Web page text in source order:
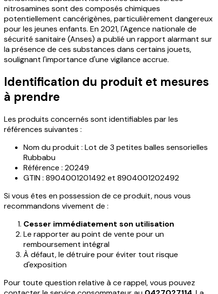
nitrosamines sont des composés chimiques
potentiellement cancérigènes, particulièrement dangereux
pour les jeunes enfants. En 2021, l'Agence nationale de
sécurité sanitaire (Anses) a publié un rapport alarmant sur
la présence de ces substances dans certains jouets,
soulignant l'importance d'une vigilance accrue.
Identification du produit et mesures
à prendre
Les produits concernés sont identifiables par les
références suivantes :
Nom du produit : Lot de 3 petites balles sensorielles
Rubbabu
Référence : 20249
GTIN : 8904001201492 et 8904001202492
Si vous êtes en possession de ce produit, nous vous
recommandons vivement de :
Cesser immédiatement son utilisation
Le rapporter au point de vente pour un
remboursement intégral
À défaut, le détruire pour éviter tout risque
d'exposition
Pour toute question relative à ce rappel, vous pouvez